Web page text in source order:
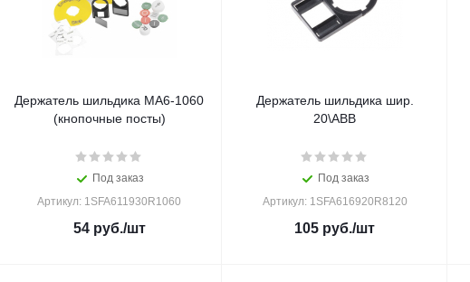
Держатель шильдика MA6-1060
(кнопочные посты)
Под заказ
Артикул: 1SFA611930R1060
54руб./шт
Держатель шильдика шир.
20\ABB
Под заказ
Артикул: 1SFA616920R8120
105 руб./шт